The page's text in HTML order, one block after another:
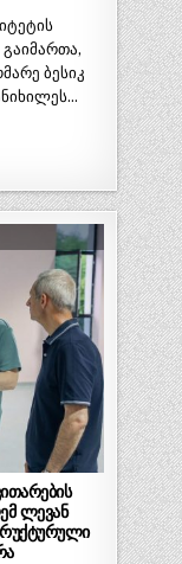
ბესიკ
ლევან